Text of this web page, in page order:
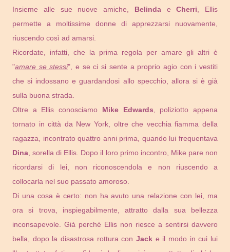
Insieme alle sue nuove amiche, BelindaeCherri, Ellis
permette a moltissime donne di apprezzarsi nuovamente,
riuscendo così ad amarsi.
Ricordate, infatti, che la prima regola per amare gli altri è
"amare se stessi", e se ci si sente a proprio agio con i vestiti
che si indossano e guardandosi allo specchio, allora si è già
sulla buona strada.
Oltre a Ellis conosciamo Mike Edwards, poliziotto appena
tornato in città da New York, oltre che vecchia fiamma della
ragazza, incontrato quattro anni prima, quando lui frequentava
Dina, sorella di Ellis. Dopo il loro primo incontro, Mike pare non
ricordarsi di lei, non riconoscendola e non riuscendo a
collocarla nel suo passato amoroso.
Di una cosa è certo: non ha avuto una relazione con lei, ma
ora si trova, inspiegabilmente, attratto dalla sua bellezza
inconsapevole. Già perché Ellis non riesce a sentirsi davvero
bella, dopo la disastrosa rottura con Jack e il modo in cui lui